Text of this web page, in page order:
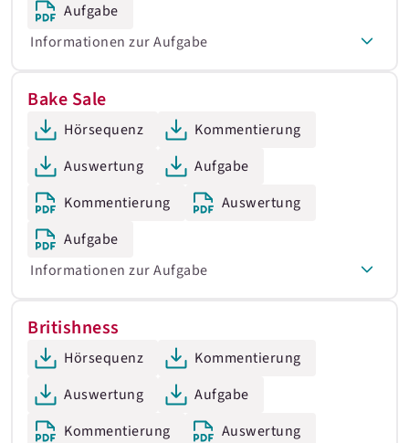
Aufgabe
Informationen zur Aufgabe
Bake Sale
Hörsequenz
Kommentierung
Auswertung
Aufgabe
Kommentierung
Auswertung
Aufgabe
Informationen zur Aufgabe
Britishness
Hörsequenz
Kommentierung
Auswertung
Aufgabe
Kommentierung
Auswertung